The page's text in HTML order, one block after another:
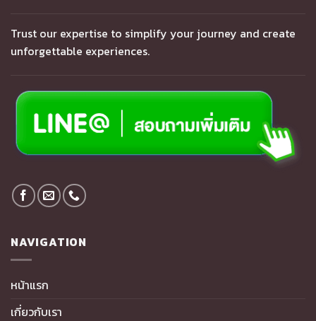
Trust our expertise to simplify your journey and create
unforgettable experiences.
NAVIGATION
หน้าแรก
เกี่ยวกับเรา